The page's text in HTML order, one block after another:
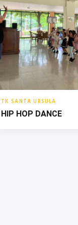
TK SANTA URSULA
HIP HOP DANCE